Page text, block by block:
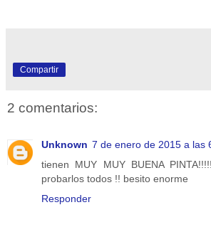
Compartir
2 comentarios:
Unknown 7 de enero de 2015 a las
tienen MUY MUY BUENA
probarlos todos !! besito enorme
Responder